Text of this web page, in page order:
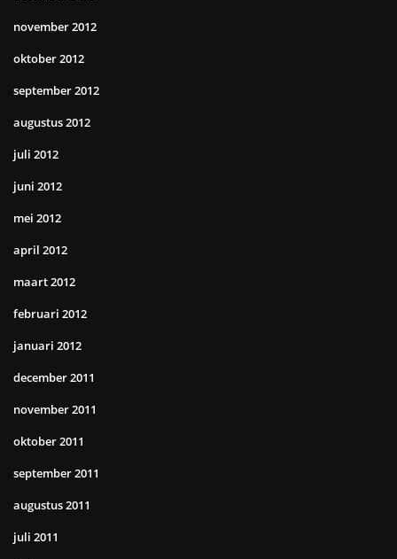
november 2012
oktober 2012
september 2012
augustus 2012
juli 2012
juni 2012
mei 2012
april 2012
maart 2012
februari 2012
januari 2012
december 2011
november 2011
oktober 2011
september 2011
augustus 2011
juli 2011